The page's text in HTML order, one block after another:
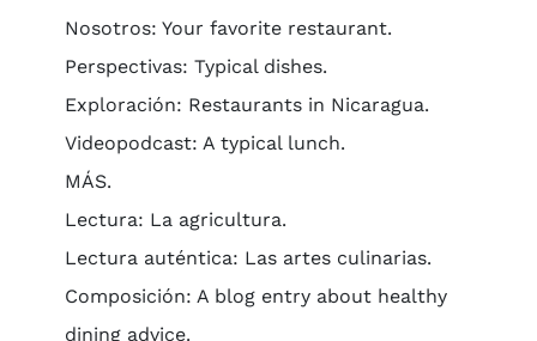
Nosotros: Your favorite restaurant.
Perspectivas: Typical dishes.
Exploración: Restaurants in Nicaragua.
Videopodcast: A typical lunch.
MÁS.
Lectura: La agricultura.
Lectura auténtica: Las artes culinarias.
Composición: A blog entry about healthy
dining advice.